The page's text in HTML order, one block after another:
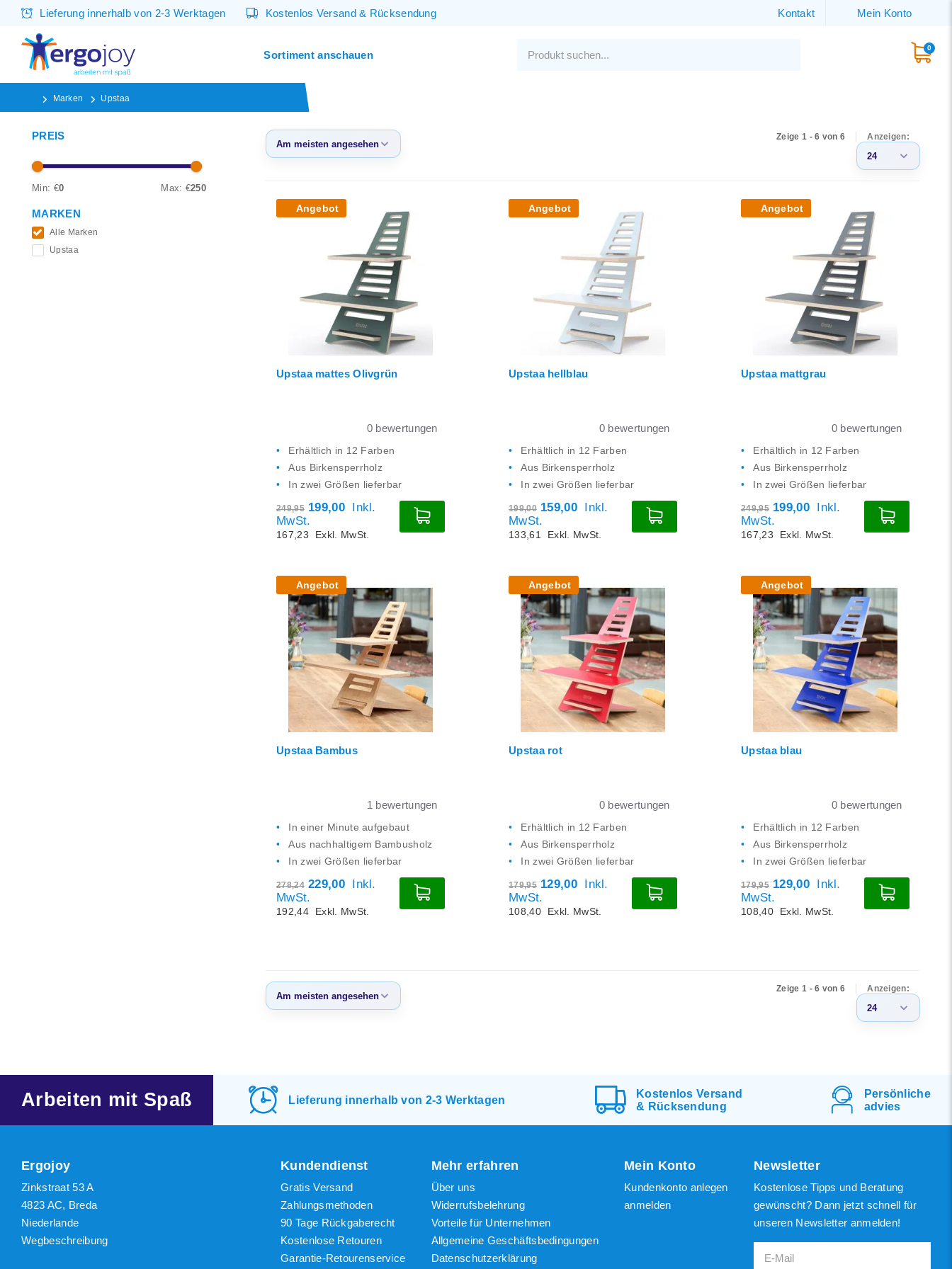
Lieferung innerhalb von 2-3 Werktagen Kostenlos Versand& Rücksendung Kontakt Mein Konto
Sortiment anschauen
0
Marken Upstaa
PREIS
Min: €0 Max: €250
MARKEN
Alle Marken
Upstaa
Am meisten angesehen
Neueste Produkte
Höchster Preis
Zeige 1 - 6 von 6 Anzeigen:
24
18
Angebot
Upstaa mattes Olivgrün
0 bewertungen
Erhältlich in 12 Farben
Aus Birkensperrholz
In zwei Größen lieferbar
249,95199,00
Inkl.
MwSt.
167,23 Exkl. MwSt.
Angebot
Upstaa hellblau
0 bewertungen
Erhältlich in 12 Farben
Aus Birkensperrholz
In zwei Größen lieferbar
199,00159,00
Inkl.
MwSt.
133,61 Exkl. MwSt.
Angebot
Upstaa mattgrau
0 bewertungen
Erhältlich in 12 Farben
Aus Birkensperrholz
In zwei Größen lieferbar
249,95199,00
Inkl.
MwSt.
167,23 Exkl. MwSt.
Angebot
Upstaa Bambus
1 bewertungen
In einer Minute aufgebaut
Aus nachhaltigem Bambusholz
In zwei Größen lieferbar
278,24229,00
Inkl.
MwSt.
192,44 Exkl. MwSt.
Angebot
Upstaa rot
0 bewertungen
Erhältlich in 12 Farben
Aus Birkensperrholz
In zwei Größen lieferbar
179,95129,00
Inkl.
MwSt.
108,40 Exkl. MwSt.
Angebot
Upstaa blau
0 bewertungen
Erhältlich in 12 Farben
Aus Birkensperrholz
In zwei Größen lieferbar
179,95129,00
Inkl.
MwSt.
108,40 Exkl. MwSt.
Am meisten angesehen
Höchster Preis
Zeige 1 - 6 von 6 Anzeigen:
24
12
24
Arbeiten mit Spaß Lieferung innerhalb von 2-3 Werktagen
KostenlosVersand
& Rücksendung
Persönliche
advies
Ergojoy
Zinkstraat 53 A
4823 AC, Breda
Niederlande
Wegbeschreibung
Kundendienst
Gratis Versand
Zahlungsmethoden
90 Tage Rückgaberecht
Kostenlose Retouren
Garantie-Retourenservice
Mehr erfahren
Über uns
Widerrufsbelehrung
Vorteile für Unternehmen
Allgemeine Geschäftsbedingungen
Datenschutzerklärung
Mein Konto
Kundenkonto anlegen
anmelden
Newsletter
Kostenlose Tipps und Beratung
gewünscht? Dann jetzt schnell für
unseren Newsletter anmelden!